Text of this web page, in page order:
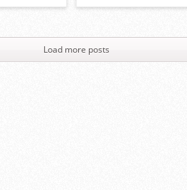
Load more posts